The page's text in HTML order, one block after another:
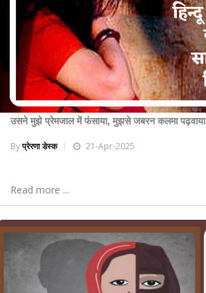
उसने मुझे प्रेमजाल में फंसाया, मुझसे जबरन कलमा पढ़वाया
Byप्रेरणा डेस्क 21-Apr-2025
Read more ...